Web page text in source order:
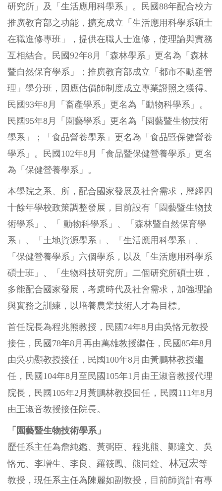
研究所」及「生活應用科學系」。民國88年配合校方
推廣教育部之功能，擴充成立「生活應用科學系碩士
在職進修專班」，提供在職人士進修，使理論與實務
互相結合。民國92年8月「森林學系」更名為「森林
暨自然保育學系」；推廣教育部成立「都市不動產管
理」學分班，因應估價師制度成立專業證照之獲得。
民國93年8月「畜產學系」更名為「動物科學系」。
民國95年8月「園藝學系」更名為「園藝暨生物技術
學系」；「食品營養學系」更名為「食品暨保健營養
學系」。民國102年8月「食品暨保健營養學系」更名
為「保健營養學系」。
本學院之系、所，配合國家發展及社會需求，歷經四
十餘年學校政策調整發展，目前設有「園藝暨生物技
術學系」、「 動物科學系」、「森林暨自然保育學
系」、「土地資源學系」、「生活應用科學系」、
「保健營養學系」六個學系，以及「生活應用科學系
碩士班」、「生物科技研究所」二個研究所碩士班，
多能配合國家發展，考慮時代及社會需求，加強理論
與實務之訓練，以培養農業技術人才為目標。
首任院長為程兆熊教授，民國74年8月由吳恪元教授
接任，民國78年8月再由萬雄教授繼任，民國85年8月
由吳功顯教授接任，民國100年8月由黃鵬林教授繼
任，民國104年8月至 民國105年1月由王淑音教授代理
院長 ， 民國105年2月 黃鵬林教授回任 ， 民國111年8月
由王淑音教授接任院長。
「園藝暨生物技術學系」
歷任系主任為詹純鑑、黃弼臣、程兆熊、鄭達文、吳
恪元、李增生、李良、羅筱鳳、熊同銓、林冠宏等
教授，現任系主任為陳麗如副教授，目前師資計有專